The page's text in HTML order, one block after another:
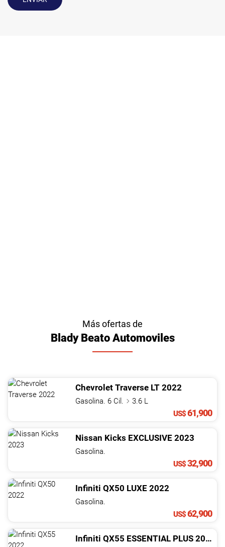
Más ofertas de
Blady Beato Automoviles
Chevrolet Traverse LT 2022
Gasolina. 6 Cil.
3.6 L
US$61,900
Nissan Kicks EXCLUSIVE 2023
Gasolina.
US$32,900
Infiniti QX50 LUXE 2022
Gasolina.
US$62,900
Infiniti QX55 ESSENTIAL PLUS 2022